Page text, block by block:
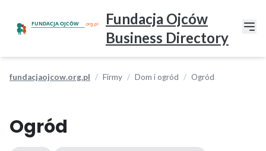
Fundacja Ojców
Business Directory
fundacjaojcow.org.pl Firmy Dom i ogród Ogród
Ogród